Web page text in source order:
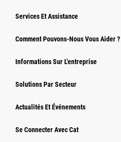
Services Et Assistance
Comment Pouvons-Nous Vous Aider ?
Informations Sur L'entreprise
Solutions Par Secteur
Actualités Et Événements
Se Connecter Avec Cat